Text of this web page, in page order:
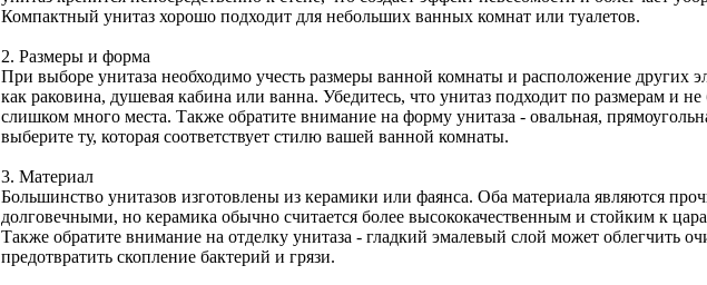
Компактный унитаз хорошо подходит для небольших ванных комнат или туалетов.
2. Размеры и форма
При выборе унитаза необходимо учесть размеры ванной комнаты и расположение других
как раковина, душевая кабина или ванна. Убедитесь, что унитаз подходит по размерам и не
слишком много места. Также обратите внимание на форму унитаза - овальная,
выберите ту, которая соответствует стилю вашей ванной комнаты.
3. Материал
Большинство унитазов изготовлены из керамики или фаянса. Оба материала являются
долговечными, но керамика обычно считается более высококачественным и стойким к
Также обратите внимание на отделку унитаза - гладкий эмалевый слой может облегчить
предотвратить скопление бактерий и грязи.